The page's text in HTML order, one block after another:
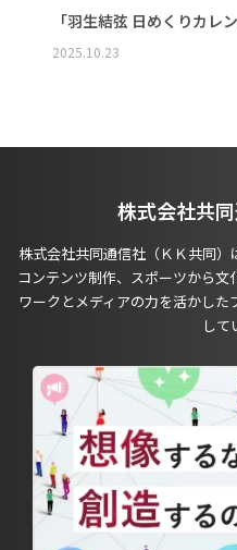
「羽生結弦 日めくりカレ
2025.10.23
株式会社共
株式会社共同通信社（ＫＫ共同
コンテンツ制作、スポーツから
ワークとメディアの力を活かし
して